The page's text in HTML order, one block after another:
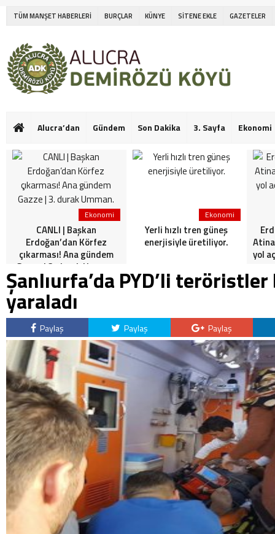
TÜM MANŞET HABERLERİ BURÇLAR KÜNYE SİTENE EKLE GAZETELER
Alucra’dan Gündem Son Dakika 3. Sayfa Ekonomi
Ekonomi
CANLI | Başkan
Erdoğan’dan Körfez
çıkarması! Ana gündem
Gazze | 3. durak Umman.
Ekonomi
Yerli hızlı tren güneş
enerjisiyle üretiliyor.
yol
Şanlıurfa’da PYD’li
yaraladı
Paylaş Paylaş Paylaş